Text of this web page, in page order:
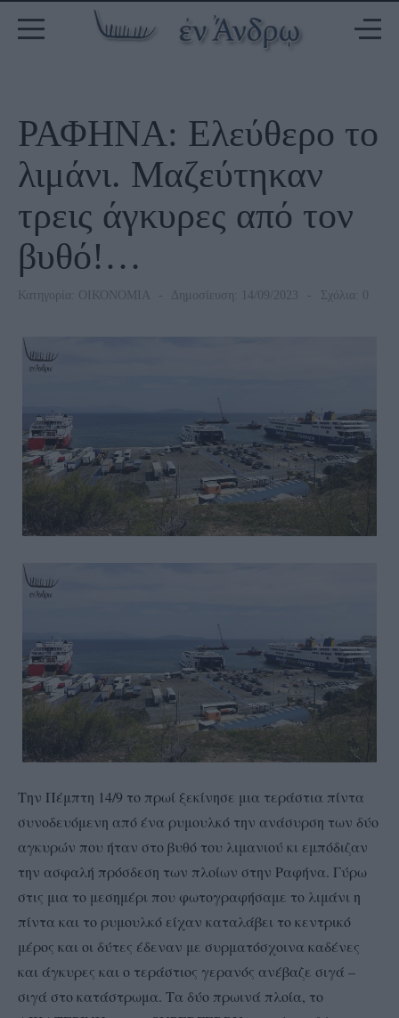
ΡΑΦΗΝΑ: Ελεύθερο το
λιμάνι. Μαζεύτηκαν
τρεις άγκυρες από τον
βυθό!…
Κατηγορία: ΟΙΚΟΝΟΜΙΑ Δημοσίευση: 14/09/2023 Σχόλια: 0
Την Πέμπτη 14/9 το πρωί ξεκίνησε μια τεράστια πίντα
συνοδευόμενη από ένα ρυμουλκό την ανάσυρση των δύο
αγκυρών που ήταν στο βυθό του λιμανιού κι εμπόδιζαν
την ασφαλή πρόσδεση των πλοίων στην Ραφήνα. Γύρω
στις μια το μεσημέρι που φωτογραφήσαμε το λιμάνι η
πίντα και το ρυμουλκό είχαν καταλάβει το κεντρικό
μέρος και οι δύτες έδεναν με συρματόσχοινα καδένες
και άγκυρες και ο τεράστιος γερανός ανέβαζε σιγά –
σιγά στο κατάστρωμα. Τα δύο πρωινά πλοία, το